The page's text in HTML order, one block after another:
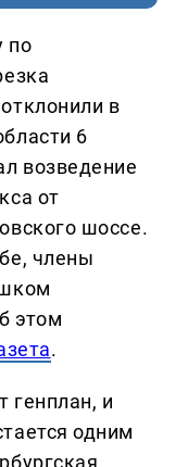
по
в
6
возведение
от
шоссе.
члены
этом
.
генплан, и
одним